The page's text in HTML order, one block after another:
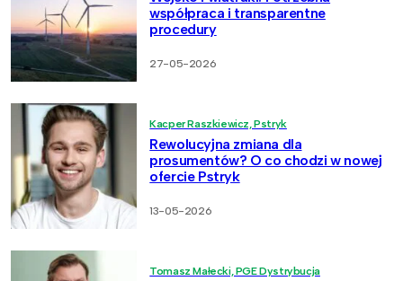
współpraca i transparentne
procedury
27-05-2026
Kacper Raszkiewicz, Pstryk
Rewolucyjna zmiana dla
prosumentów? O co chodzi w nowej
ofercie Pstryk
13-05-2026
Tomasz Małecki, PGE Dystrybucja